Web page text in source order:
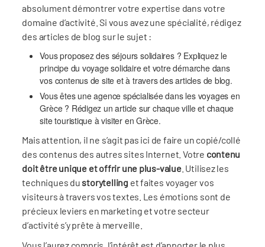
absolument démontrer votre expertise dans votre
domaine d’activité. Si vous avez une spécialité, rédigez
des articles de blog sur le sujet :
Vous proposez des séjours solidaires ? Expliquez le
principe du voyage solidaire et votre démarche dans
vos contenus de site et à travers des articles de blog.
Vous êtes une agence spécialisée dans les voyages en
Grèce ? Rédigez un article sur chaque ville et chaque
site touristique à visiter en Grèce.
Mais attention, il ne s’agit pas ici de faire un copié/collé
des contenus des autres sites Internet. Votre contenu
doit être unique et offrir une plus-value. Utilisez les
techniques du storytelling et faites voyager vos
visiteurs à travers vos textes. Les émotions sont de
précieux leviers en marketing et votre secteur
d’activité s’y prête à merveille.